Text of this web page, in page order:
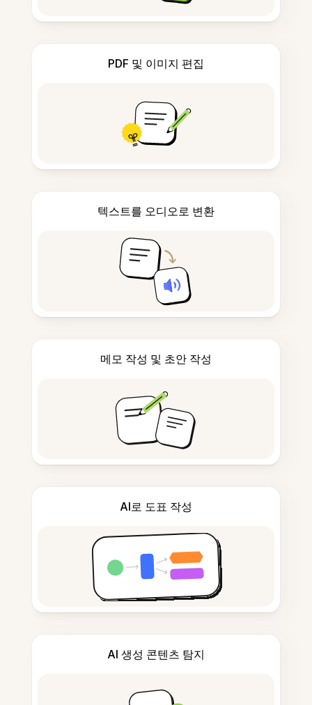
PDF 및 이미지 편집
텍스트를 오디오로 변환
메모 작성 및 초안 작성
AI로 도표 작성
AI 생성 콘텐츠 탐지